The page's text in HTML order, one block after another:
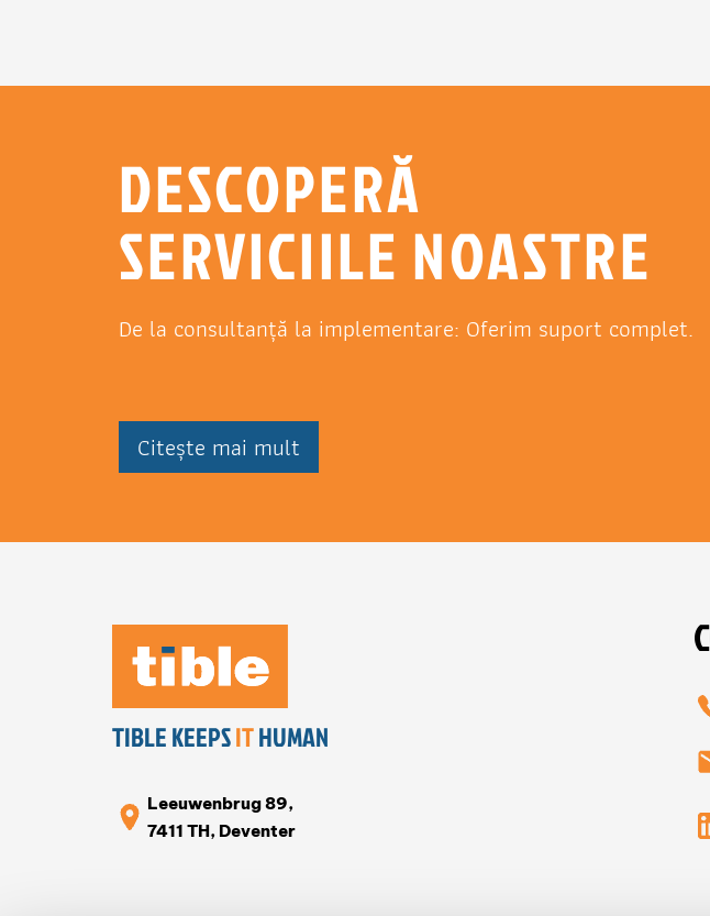
DESCOPERĂ
SERVICIILE NOASTRE
De la consultanță la implementare: Oferim suport complet.
Citește mai mult
TIBLE KEEPSITHUMAN
Leeuwenbrug 89,
7411 TH, Deventer